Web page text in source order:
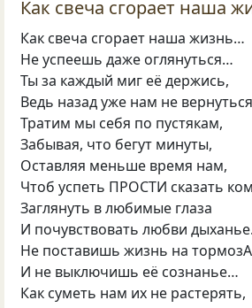
Как свеча сгорает наша
Как свеча сгорает наша жизнь…
Не успеешь даже оглянуться…
Ты за каждый миг её держись,
Ведь назад уже нам не
Тратим мы себя по пустякам,
Забывая, что бегут минуты,
Оставляя меньше время нам,
Чтоб успеть ПРОСТИ сказать
Заглянуть в любимые глаза
И почувствовать любви
Не поставишь жизнь на тормозА
И не выключишь её сознанье…
Как суметь нам их не растерять,